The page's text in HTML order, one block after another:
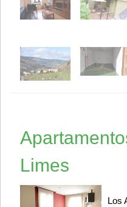
Limes
Los